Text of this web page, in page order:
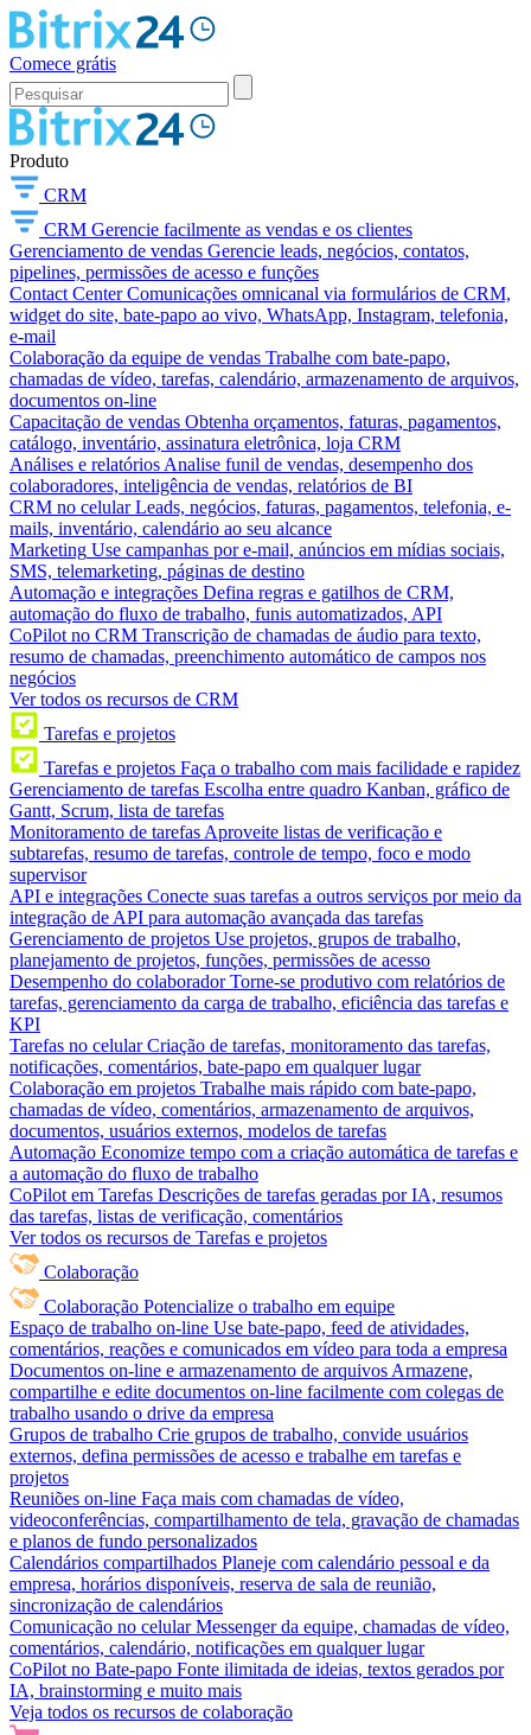
Comece grátis
Produto
CRM
CRM Gerencie facilmente as vendas e os clientes
Gerenciamento de vendas Gerencie leads, negócios, contatos,
pipelines, permissões de acesso e funções
Contact Center Comunicações omnicanal via formulários de CRM,
widget do site, bate-papo ao vivo, WhatsApp, Instagram, telefonia,
e-mail
Colaboração da equipe de vendas Trabalhe com bate-papo,
chamadas de vídeo, tarefas, calendário, armazenamento de arquivos,
documentos on-line
Capacitação de vendas Obtenha orçamentos, faturas, pagamentos,
catálogo, inventário, assinatura eletrônica, loja CRM
Análises e relatórios Analise funil de vendas, desempenho dos
colaboradores, inteligência de vendas, relatórios de BI
CRM no celular Leads, negócios, faturas, pagamentos, telefonia, e-
mails, inventário, calendário ao seu alcance
Marketing Use campanhas por e-mail, anúncios em mídias sociais,
SMS, telemarketing, páginas de destino
Automação e integrações Defina regras e gatilhos de CRM,
automação do fluxo de trabalho, funis automatizados, API
CoPilot no CRM Transcrição de chamadas de áudio para texto,
resumo de chamadas, preenchimento automático de campos nos
negócios
Ver todos os recursos de CRM
Tarefas e projetos
Tarefas e projetos Faça o trabalho com mais facilidade e rapidez
Gerenciamento de tarefas Escolha entre quadro Kanban, gráfico de
Gantt, Scrum, lista de tarefas
Monitoramento de tarefas Aproveite listas de verificação e
subtarefas, resumo de tarefas, controle de tempo, foco e modo
supervisor
API e integrações Conecte suas tarefas a outros serviços por meio da
integração de API para automação avançada das tarefas
Gerenciamento de projetos Use projetos, grupos de trabalho,
planejamento de projetos, funções, permissões de acesso
Desempenho do colaborador Torne-se produtivo com relatórios de
tarefas, gerenciamento da carga de trabalho, eficiência das tarefas e
KPI
Tarefas no celular Criação de tarefas, monitoramento das tarefas,
notificações, comentários, bate-papo em qualquer lugar
Colaboração em projetos Trabalhe mais rápido com bate-papo,
chamadas de vídeo, comentários, armazenamento de arquivos,
documentos, usuários externos, modelos de tarefas
Automação Economize tempo com a criação automática de tarefas e
a automação do fluxo de trabalho
CoPilot em Tarefas Descrições de tarefas geradas por IA, resumos
das tarefas, listas de verificação, comentários
Ver todos os recursos de Tarefas e projetos
Colaboração
Colaboração Potencialize o trabalho em equipe
Espaço de trabalho on-line Use bate-papo, feed de atividades,
comentários, reações e comunicados em vídeo para toda a empresa
Documentos on-line e armazenamento de arquivos Armazene,
compartilhe e edite documentos on-line facilmente com colegas de
trabalho usando o drive da empresa
Grupos de trabalho Crie grupos de trabalho, convide usuários
externos, defina permissões de acesso e trabalhe em tarefas e
projetos
Reuniões on-line Faça mais com chamadas de vídeo,
videoconferências, compartilhamento de tela, gravação de chamadas
e planos de fundo personalizados
Calendários compartilhados Planeje com calendário pessoal e da
empresa, horários disponíveis, reserva de sala de reunião,
sincronização de calendários
Comunicação no celular Messenger da equipe, chamadas de vídeo,
comentários, calendário, notificações em qualquer lugar
CoPilot no Bate-papo Fonte ilimitada de ideias, textos gerados por
IA, brainstorming e muito mais
Veja todos os recursos de colaboração